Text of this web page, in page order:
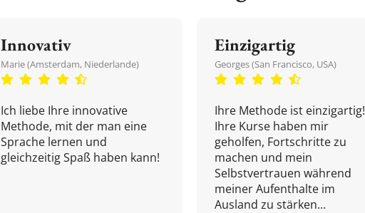
Innovativ
Marie (Amsterdam, Niederlande)
Ich liebe Ihre innovative
Methode, mit der man eine
Sprache lernen und
gleichzeitig Spaß haben kann!
Einzigartig
Georges (San Francisco, USA)
Ihre Methode ist einzigartig!
Ihre Kurse haben mir
geholfen, Fortschritte zu
machen und mein
Selbstvertrauen während
meiner Aufenthalte im
Ausland zu stärken...